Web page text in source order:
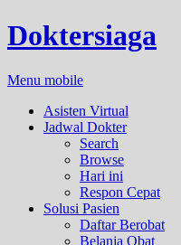
Doktersiaga
Menu mobile
Asisten Virtual
Jadwal Dokter
Search
Browse
Hari ini
Respon Cepat
Solusi Pasien
Daftar Berobat
Belanja Obat